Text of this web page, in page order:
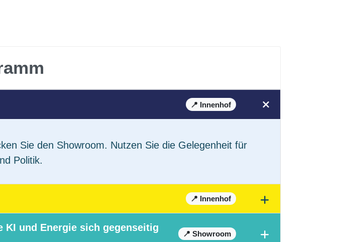
📍 Innenhof
Sie den Showroom. Nutzen Sie die Gelegenheit für
Politik.
📍 Innenhof
KI und Energie sich gegenseitig
📍 Showroom